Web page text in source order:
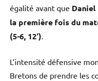
égalité avant que
la première fois du
(5-6, 12′).
L’intensité défensive
Bretons de prendre les